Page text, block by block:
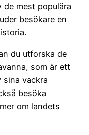
de mest populära
besökare en
du utforska de
som är ett
sina vackra
besöka
om landets